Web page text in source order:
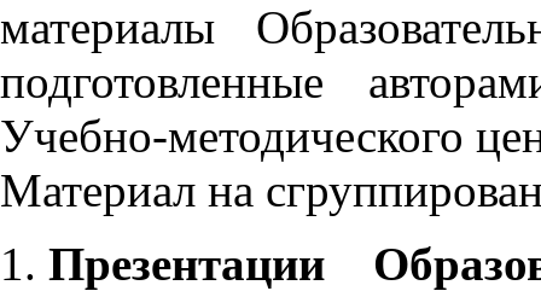
материалы
подготовленные
Учебно-методического
Материал на
Презентации